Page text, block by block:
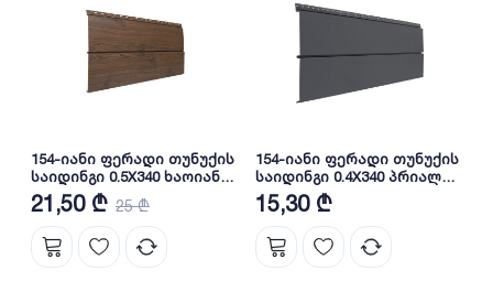
154-იანი ფერადი თუნუქის
საიდინგი 0.5X340 ხაოიანი
WOOD DARK NOVA
21,50 ₾ 25 ₾
154-იანი ფერადი თუნუქის
საიდინგი 0.4X340 პრიალა
RAL 7024 NOVA
15,30 ₾